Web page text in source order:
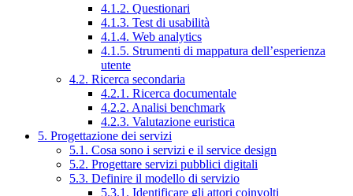
4.1.2. Questionari
4.1.3. Test di usabilità
4.1.4. Web analytics
4.1.5. Strumenti di mappatura dell’esperienza
utente
4.2. Ricerca secondaria
4.2.1. Ricerca documentale
4.2.2. Analisi benchmark
4.2.3. Valutazione euristica
5. Progettazione dei servizi
5.1. Cosa sono i servizi e il service design
5.2. Progettare servizi pubblici digitali
5.3. Definire il modello di servizio
5.3.1. Identificare gli attori coinvolti